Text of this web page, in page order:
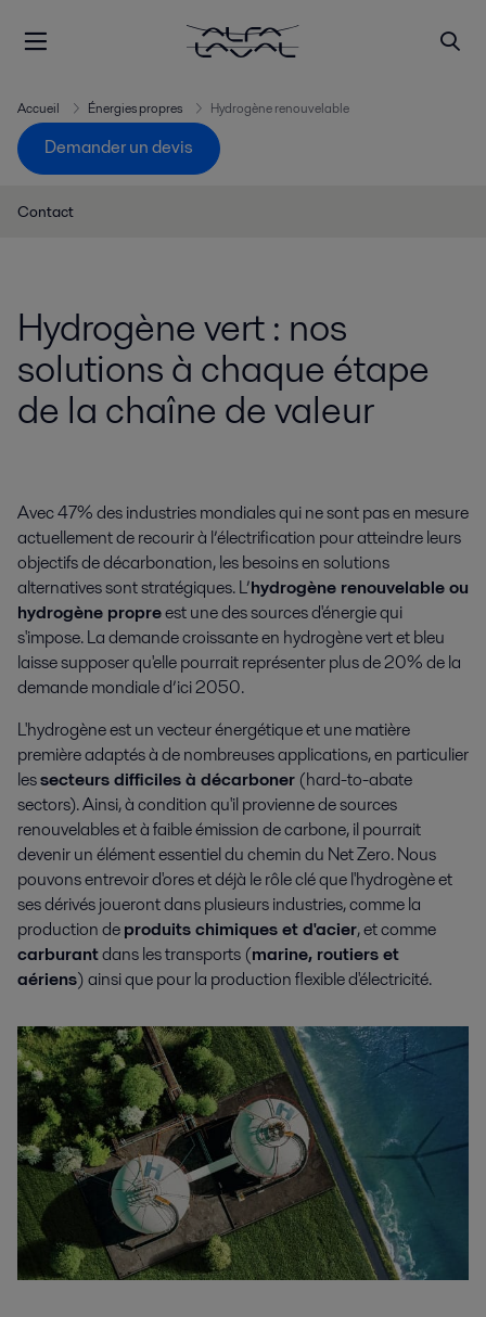
Accueil Énergies propres Hydrogène renouvelable
Demander un devis
Contact
Hydrogène vert : nos
solutions à chaque étape
de la chaîne de valeur
Avec 47% des industries mondiales qui ne sont pas en mesure
actuellement de recourir à l’électrification pour atteindre leurs
objectifs de décarbonation, les besoins en solutions
alternatives sont stratégiques. L’hydrogène renouvelable ou
hydrogène propreest une des sources d'énergie qui
s'impose. La demande croissante en hydrogène vert et bleu
laisse supposer qu'elle pourrait représenter plus de 20% de la
demande mondiale d’ici 2050.
L'hydrogène est un vecteur énergétique et une matière
première adaptés à de nombreuses applications, en particulier
lessecteurs difficiles à décarboner (hard-to-abate
sectors). Ainsi, à condition qu'il provienne de sources
renouvelables et à faible émission de carbone, il pourrait
devenir un élément essentiel du chemin du Net Zero. Nous
pouvons entrevoir d'ores et déjà le rôle clé que l'hydrogène et
ses dérivés joueront dans plusieurs industries, comme la
production deproduits chimiques et d'acier, et comme
carburantdans les transports (marine, routiers et
aériens) ainsi que pour la production flexible d'électricité.